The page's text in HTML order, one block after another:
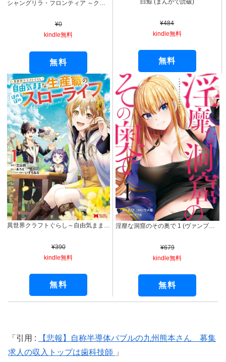
¥0
kindle無料
無料
白鯨 (まんがで読破)
¥484
kindle無料
無料
異世界クラフトぐらし～自由気ままな生産職のほのぼのスローライフ～（コミック） ： 1 (モンスターコミックス)
¥390
kindle無料
無料
淫靡な洞窟のその奥で 1 (ヴァンプコミックス)
¥679
kindle無料
無料
引用 :
【悲報】自称半導体バブルの九州熊本さん 募集
求人の収入トップは歯科技師